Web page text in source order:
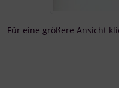
Für eine größere Ansicht